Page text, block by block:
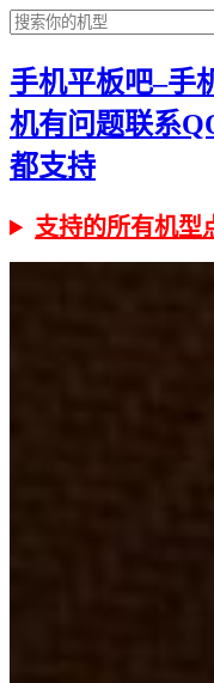
手机平板吧–手
机有问题联系
都支持
支持的所有机型